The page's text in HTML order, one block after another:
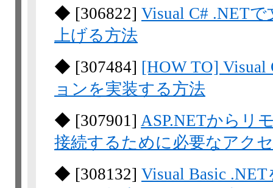
◆ [306822] Visual C# .NET
上げる方法
◆ [307484] [HOW TO]
ョンを実装する方法
◆ [307901] ASP.NETからリ
接続するために必要なアク
◆ [308132] Visual Basic